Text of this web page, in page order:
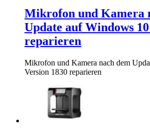
Mikrofon und Kamera
Update auf Windows
reparieren
Mikrofon und Kamera nach dem
Version 1830 reparieren